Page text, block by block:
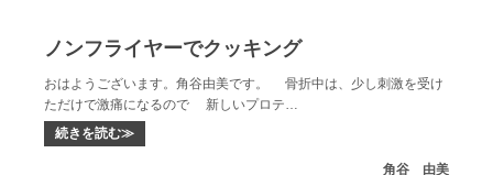
ノンフライヤーでクッキング
おはようございます。角谷由美です。 骨折中は、少し刺激を受け
ただけで激痛になるので 新しいプロテ…
続きを読む≫
角谷 由美